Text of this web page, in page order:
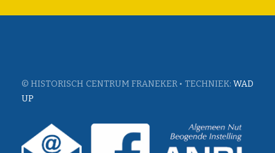
© HISTORISCH CENTRUM FRANEKER • TECHNIEK: WAD
UP